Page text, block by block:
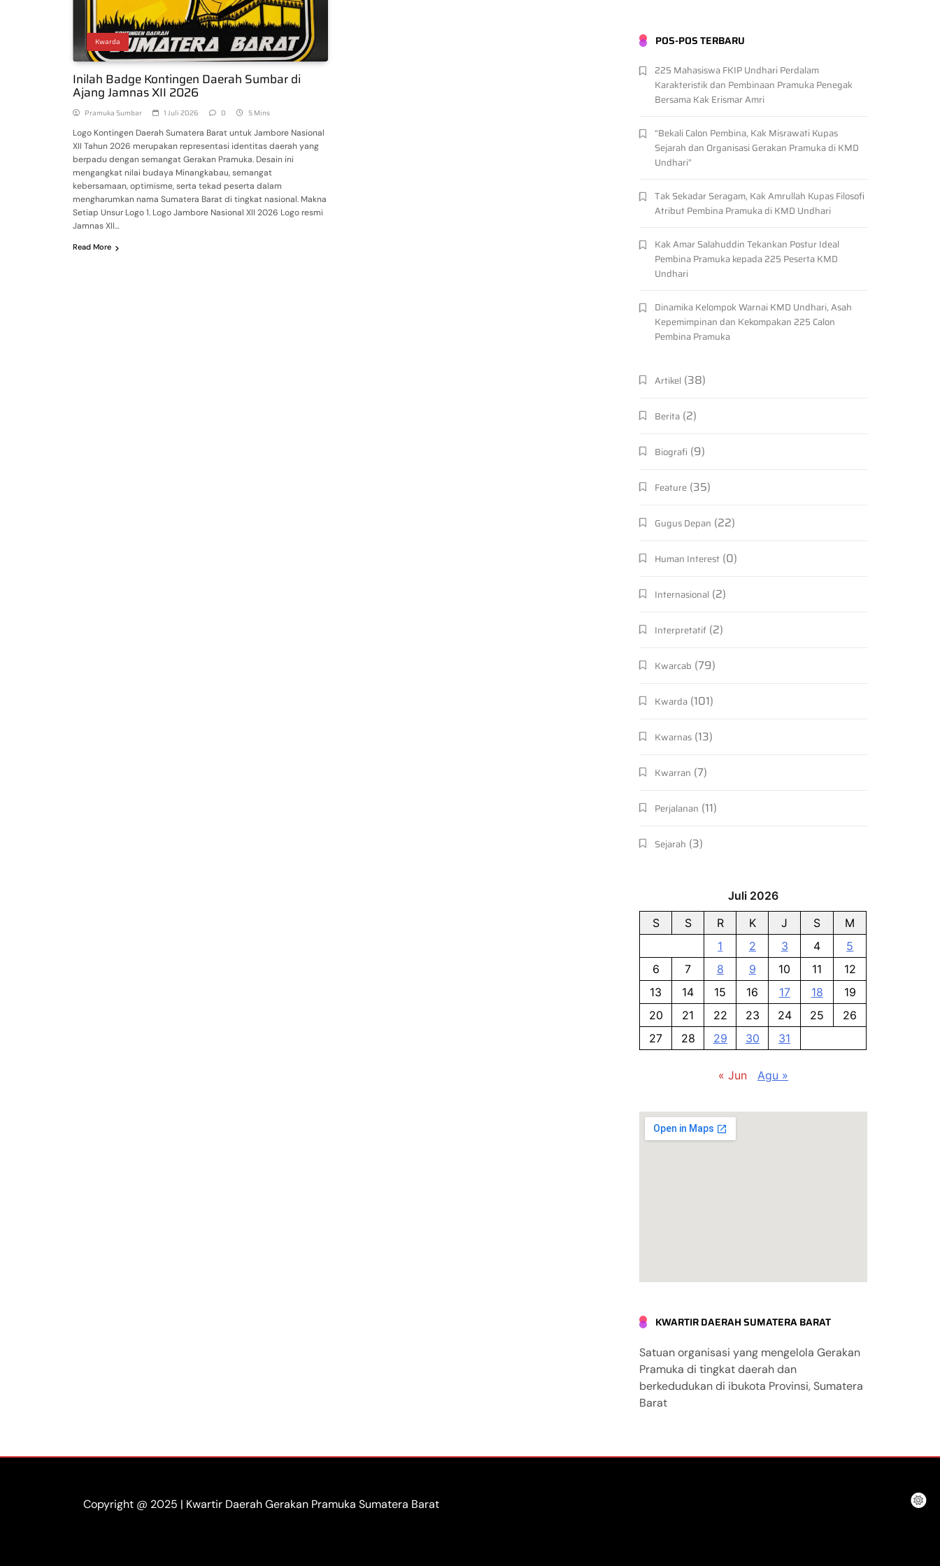
Kwarda
Inilah Badge Kontingen Daerah Sumbar di
Ajang Jamnas XII 2026
Pramuka Sumbar 1 Juli 2026 0 5 Mins
Logo Kontingen Daerah Sumatera Barat untuk Jambore Nasional
XII Tahun 2026 merupakan representasi identitas daerah yang
berpadu dengan semangat Gerakan Pramuka. Desain ini
mengangkat nilai budaya Minangkabau, semangat
kebersamaan, optimisme, serta tekad peserta dalam
mengharumkan nama Sumatera Barat di tingkat nasional. Makna
Setiap Unsur Logo 1. Logo Jambore Nasional XII 2026 Logo resmi
Jamnas XII…
Read More
POS-POS TERBARU
225 Mahasiswa FKIP Undhari Perdalam
Karakteristik dan Pembinaan Pramuka Penegak
Bersama Kak Erismar Amri
“Bekali Calon Pembina, Kak Misrawati Kupas
Sejarah dan Organisasi Gerakan Pramuka di KMD
Undhari”
Tak Sekadar Seragam, Kak Amrullah Kupas Filosofi
Atribut Pembina Pramuka di KMD Undhari
Kak Amar Salahuddin Tekankan Postur Ideal
Pembina Pramuka kepada 225 Peserta KMD
Undhari
Dinamika Kelompok Warnai KMD Undhari, Asah
Kepemimpinan dan Kekompakan 225 Calon
Pembina Pramuka
Artikel (38)
Berita (2)
Biografi (9)
Feature (35)
Gugus Depan (22)
Human Interest (0)
Internasional (2)
Interpretatif (2)
Kwarcab (79)
Kwarda (101)
Kwarnas (13)
Kwarran (7)
Perjalanan (11)
Sejarah (3)
Juli 2026
S
S R K J S
M
1
2 3 4
5
6
7 8 9 10 11
12
13
14 15 16 17 18
19
20
21 22 23 24 25
26
27
28 29 30 31
« Jun Agu »
KWARTIR DAERAH SUMATERA BARAT
Satuan organisasi yang mengelola Gerakan
Pramuka di tingkat daerah dan
berkedudukan di ibukota Provinsi, Sumatera
Barat
Copyright @ 2025 | Kwartir Daerah Gerakan Pramuka Sumatera Barat